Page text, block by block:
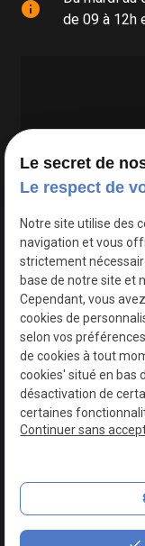
info
de 09 à 12h
Google Maps
Le secret de
Le respect de
Notre site utilise des
navigation et vous
strictement
base de notre site et
Cependant, vous
cookies de
selon vos
de cookies à tout
cookies' situé en bas
désactivation de
certaines
Continuer sans